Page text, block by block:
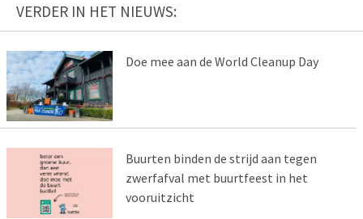
VERDER IN HET NIEUWS:
Doe mee aan de World Cleanup Day
Buurten binden de strijd aan tegen
zwerfafval met buurtfeest in het
vooruitzicht